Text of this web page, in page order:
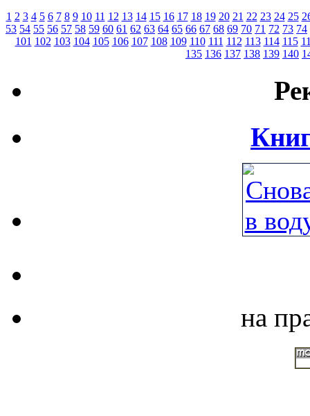
1 2 3 4 5 6 7 8 9 10 11 12 13 14 15 16 17 18 19 20 21 22 23 24 25
53 54 55 56 57 58 59 60 61 62 63 64 65 66 67 68 69 70 71 72 73 74
101 102 103 104 105 106 107 108 109 110 111 112 113 114 115
135 136 137 138 139 140
на